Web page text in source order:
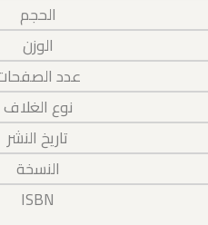
الحجم
الوزن
عدد
نوع الغلاف
تاريخ النشر
النسخة
ISBN